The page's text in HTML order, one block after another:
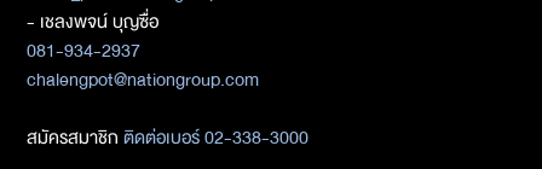
- เชลงพจน์ บุญซื่อ
081-934-2937
chalengpot@nationgroup.com
สมัครสมาชิกติดต่อเบอร์ 02-338-3000